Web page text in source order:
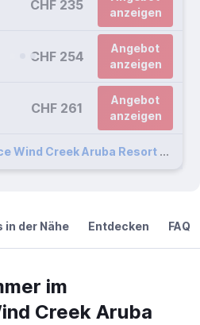
CHF 235
anzeigen
CHF 254
Angebot
anzeigen
CHF 261
Angebot
anzeigen
86 weitere Renaissance Wind Creek Aruba Resort Angebote
in der Nähe Entdecken FAQ
im
Creek Aruba